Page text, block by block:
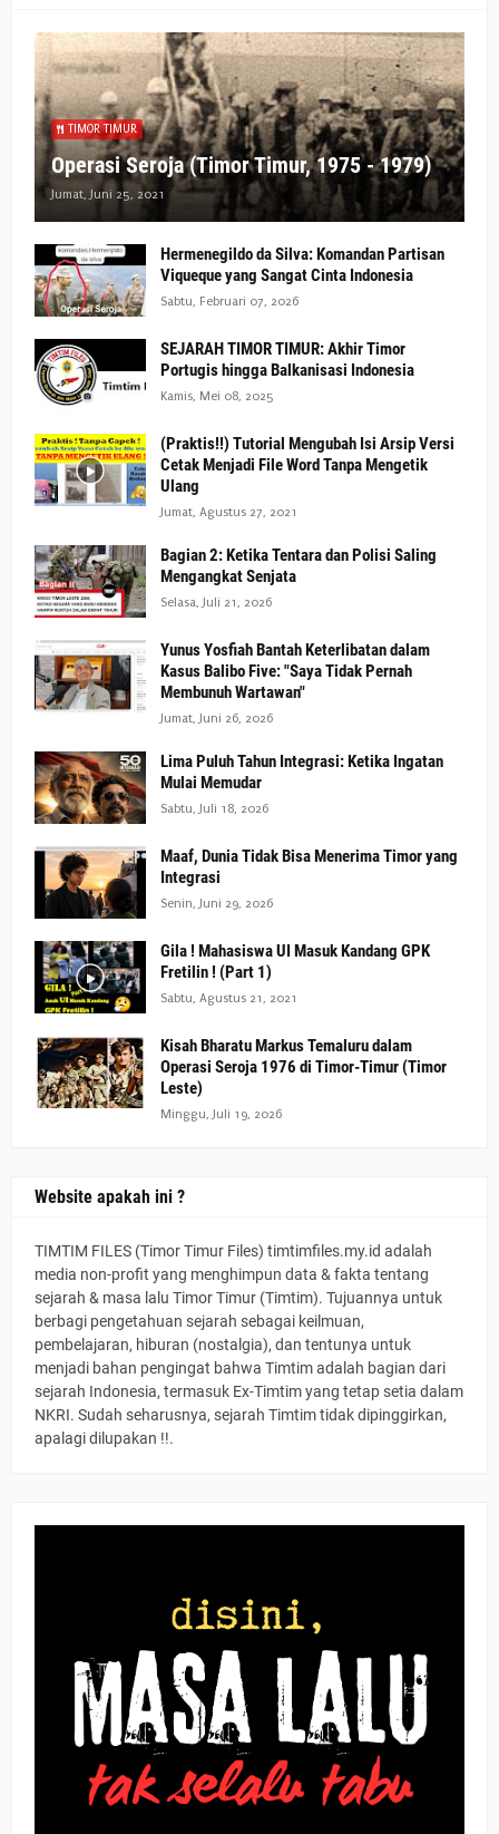
TIMOR TIMUR
Operasi Seroja (Timor Timur, 1975 - 1979)
Jumat, Juni 25, 2021
Hermenegildo da Silva: Komandan Partisan
Viqueque yang Sangat Cinta Indonesia
Sabtu, Februari 07, 2026
SEJARAH TIMOR TIMUR: Akhir Timor
Portugis hingga Balkanisasi Indonesia
Kamis, Mei 08, 2025
(Praktis!!) Tutorial Mengubah Isi Arsip Versi
Cetak Menjadi File Word Tanpa Mengetik
Ulang
Jumat, Agustus 27, 2021
Bagian 2: Ketika Tentara dan Polisi Saling
Mengangkat Senjata
Selasa, Juli 21, 2026
Yunus Yosfiah Bantah Keterlibatan dalam
Kasus Balibo Five: "Saya Tidak Pernah
Membunuh Wartawan"
Jumat, Juni 26, 2026
Lima Puluh Tahun Integrasi: Ketika Ingatan
Mulai Memudar
Sabtu, Juli 18, 2026
Maaf, Dunia Tidak Bisa Menerima Timor yang
Integrasi
Senin, Juni 29, 2026
Gila ! Mahasiswa UI Masuk Kandang GPK
Fretilin ! (Part 1)
Sabtu, Agustus 21, 2021
Kisah Bharatu Markus Temaluru dalam
Operasi Seroja 1976 di Timor-Timur (Timor
Leste)
Minggu, Juli 19, 2026
Website apakah ini ?
TIMTIM FILES (Timor Timur Files) timtimfiles.my.id adalah
media non-profit yang menghimpun data & fakta tentang
sejarah & masa lalu Timor Timur (Timtim). Tujuannya untuk
berbagi pengetahuan sejarah sebagai keilmuan,
pembelajaran, hiburan (nostalgia), dan tentunya untuk
menjadi bahan pengingat bahwa Timtim adalah bagian dari
sejarah Indonesia, termasuk Ex-Timtim yang tetap setia dalam
NKRI. Sudah seharusnya, sejarah Timtim tidak dipinggirkan,
apalagi dilupakan !!.